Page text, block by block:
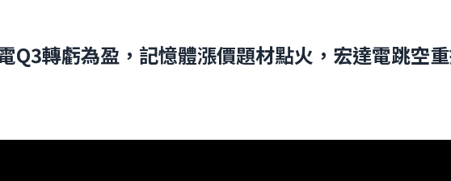
Q3轉虧為盈，記憶體漲價題材點火，宏達電跳空